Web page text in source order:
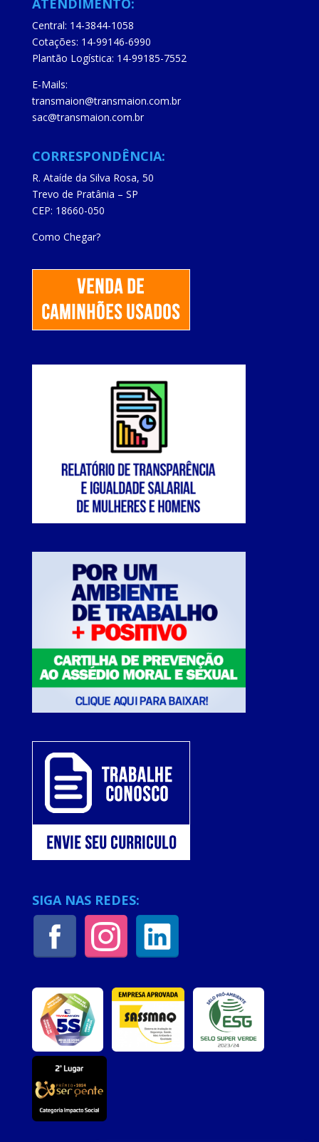
ATENDIMENTO:
Central: 14-3844-1058
Cotações: 14-99146-6990
Plantão Logística: 14-99185-7552
E-Mails:
transmaion@transmaion.com.br
sac@transmaion.com.br
CORRESPONDÊNCIA:
R. Ataíde da Silva Rosa, 50
Trevo de Pratânia – SP
CEP: 18660-050
Como Chegar?
SIGA NAS REDES: